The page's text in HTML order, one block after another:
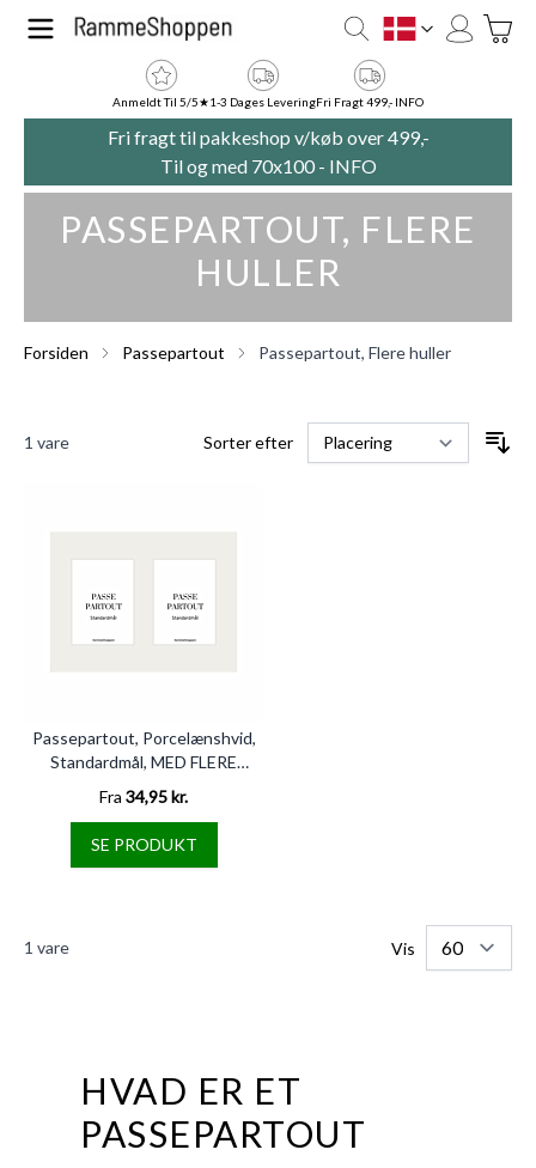
Skip to Content
DK
Anmeldt Til 5/5★1-3 Dages LeveringFri Fragt 499,- INFO
Fri fragt til pakkeshop v/køb over 499,-
Til og med 70x100 - INFO
PASSEPARTOUT, FLERE
HULLER
Forsiden Passepartout Passepartout, Flere huller
1 vare Sorter efter
Passepartout, Porcelænshvid,
Standardmål, MED FLERE
HULLER
Fra 34,95 kr.
SE PRODUKT
1 vare Vis
HVAD ER ET
PASSEPARTOUT